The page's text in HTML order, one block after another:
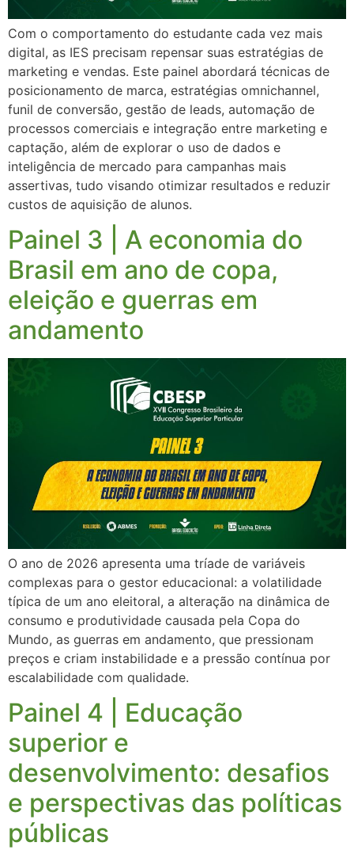
Com o comportamento do estudante cada vez mais
digital, as IES precisam repensar suas estratégias de
marketing e vendas. Este painel abordará técnicas de
posicionamento de marca, estratégias omnichannel,
funil de conversão, gestão de leads, automação de
processos comerciais e integração entre marketing e
captação, além de explorar o uso de dados e
inteligência de mercado para campanhas mais
assertivas, tudo visando otimizar resultados e reduzir
custos de aquisição de alunos.
Painel 3 | A economia do
Brasil em ano de copa,
eleição e guerras em
andamento
O ano de 2026 apresenta uma tríade de variáveis
complexas para o gestor educacional: a volatilidade
típica de um ano eleitoral, a alteração na dinâmica de
consumo e produtividade causada pela Copa do
Mundo, as guerras em andamento, que pressionam
preços e criam instabilidade e a pressão contínua por
escalabilidade com qualidade.
Painel 4 | Educação
superior e
desenvolvimento: desafios
e perspectivas das políticas
públicas